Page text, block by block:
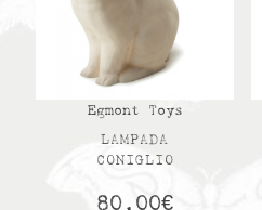
Egmont Toys
LAMPADA
CONIGLIO
80,00€